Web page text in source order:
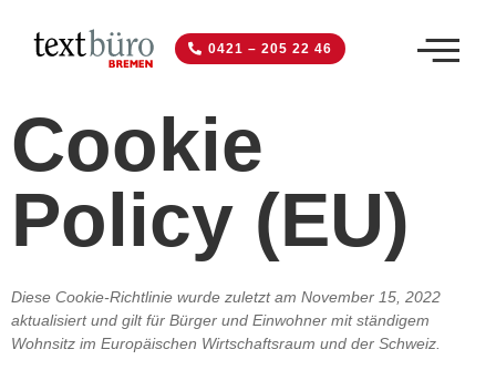
0421 – 205 22 46
Cookie
Policy (EU)
Diese Cookie-Richtlinie wurde zuletzt am November 15, 2022
aktualisiert und gilt für Bürger und Einwohner mit ständigem
Wohnsitz im Europäischen Wirtschaftsraum und der Schweiz.